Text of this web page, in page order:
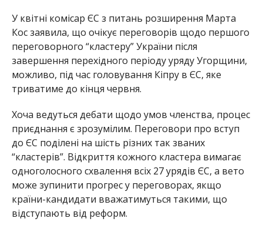
У квітні комісар ЄС з питань розширення Марта
Кос заявила, що очікує переговорів щодо першого
переговорного “кластеру” України після
завершення перехідного періоду уряду Угорщини,
можливо, під час головування Кіпру в ЄС, яке
триватиме до кінця червня.
Хоча ведуться дебати щодо умов членства, процес
приєднання є зрозумілим. Переговори про вступ
до ЄС поділені на шість різних так званих
“кластерів”. Відкриття кожного кластера вимагає
одноголосного схвалення всіх 27 урядів ЄС, а вето
може зупинити прогрес у переговорах, якщо
країни-кандидати вважатимуться такими, що
відступають від реформ.